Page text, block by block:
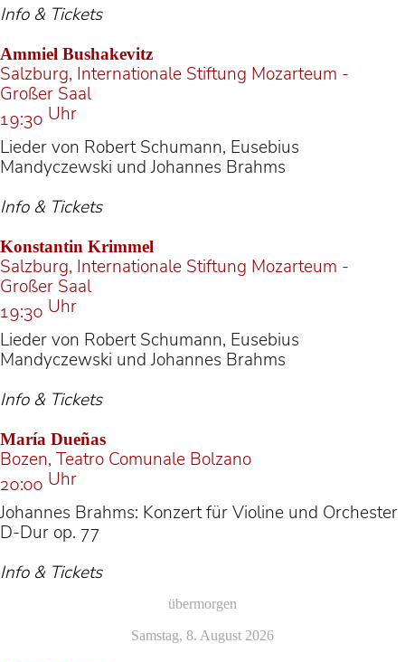
Info & Tickets
Ammiel Bushakevitz
Salzburg, Internationale Stiftung Mozarteum -
Großer Saal
19:30 Uhr
Lieder von Robert Schumann, Eusebius
Mandyczewski und Johannes Brahms
Info & Tickets
Konstantin Krimmel
Salzburg, Internationale Stiftung Mozarteum -
Großer Saal
19:30 Uhr
Lieder von Robert Schumann, Eusebius
Mandyczewski und Johannes Brahms
Info & Tickets
María Dueñas
Bozen, Teatro Comunale Bolzano
20:00 Uhr
Johannes Brahms: Konzert für Violine und Orchester
D-Dur op. 77
Info & Tickets
übermorgen
Samstag, 8. August 2026